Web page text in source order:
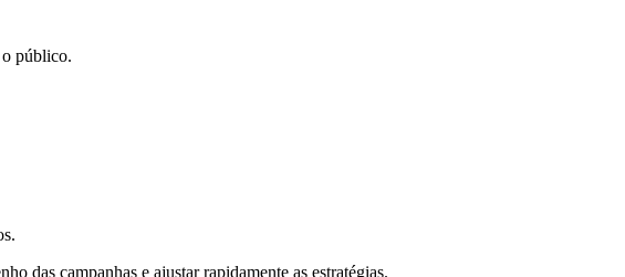
o público.
das campanhas e ajustar rapidamente as estratégias.